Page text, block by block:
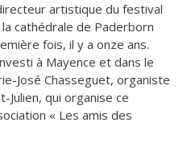
artistique du festival
cathédrale de Paderborn
fois, il y a onze ans.
à Mayence et dans le
José Chasseguet, organiste
Julien, qui organise ce
« Les amis des